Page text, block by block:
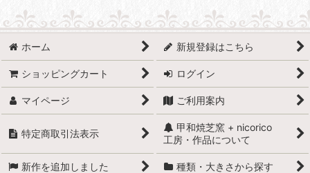
ホーム 新規登録はこちら
ショッピングカート ログイン
マイページ ご利用案内
特定商取引法表示
甲和焼芝窯 + nicorico
工房・作品について
新作を追加しました 種類・大きさから探す